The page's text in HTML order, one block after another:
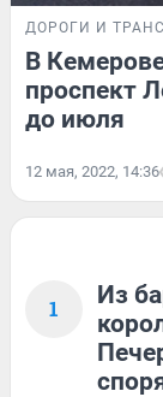
ДОРОГИ И
В
проспект
до июля
12 мая, 2022, 14:36
1
Из